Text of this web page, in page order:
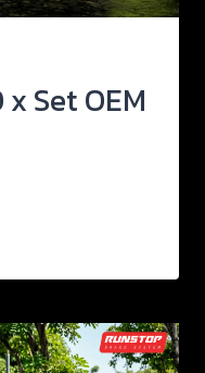
Set OEM